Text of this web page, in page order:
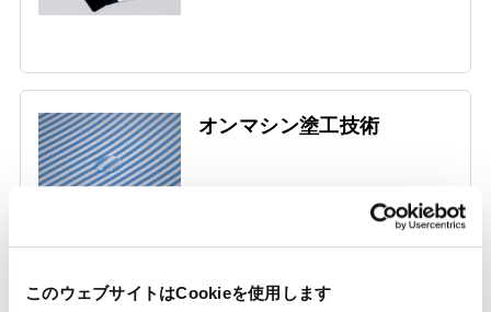
このウェブサイトはCookieを使用します
オンマシン塗工技術